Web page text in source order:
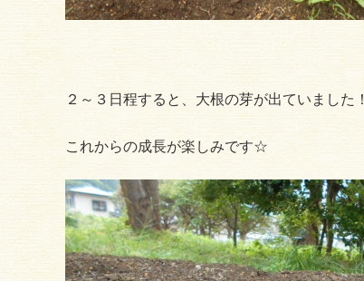
２～３日程すると、大根の芽が出ていました！
これからの成長が楽しみです☆